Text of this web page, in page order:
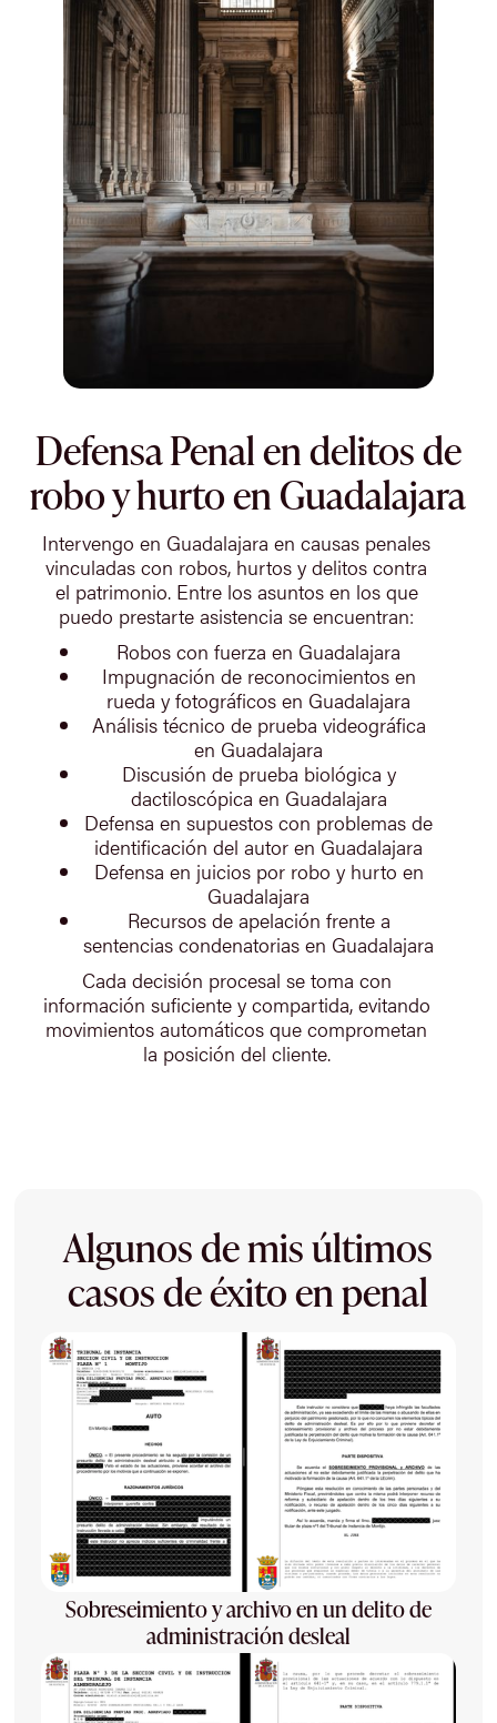
Defensa Penal en delitos de
robo y hurto en Guadalajara
Intervengo en Guadalajara en causas penales
vinculadas con robos, hurtos y delitos contra
el patrimonio. Entre los asuntos en los que
puedo prestarte asistencia se encuentran:
Robos con fuerza en Guadalajara
Impugnación de reconocimientos en
rueda y fotográficos en Guadalajara
Análisis técnico de prueba videográfica
en Guadalajara
Discusión de prueba biológica y
dactiloscópica en Guadalajara
Defensa en supuestos con problemas de
identificación del autor en Guadalajara
Defensa en juicios por robo y hurto en
Guadalajara
Recursos de apelación frente a
sentencias condenatorias en Guadalajara
Cada decisión procesal se toma con
información suficiente y compartida, evitando
movimientos automáticos que comprometan
la posición del cliente.
Algunos de mis últimos
casos de éxito en penal
Sobreseimiento y archivo en un delito de
administración desleal